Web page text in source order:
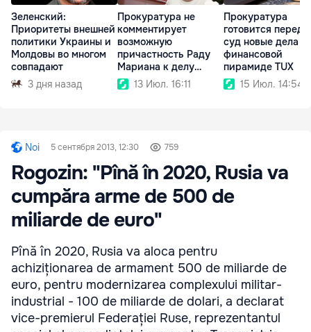
Зеленский:
Приоритеты внешней
политики Украины и
Молдовы во многом
совпадают
3 дня назад
Прокуратура не
комментирует
возможную
причастность Раду
Мариана к делу
MoldATSA
13 Июл. 16:11
Прокуратура
готовится
суд новые дела
финансовой
пирамиде TUX
15 Июл. 14:54
Noi 5 сентября 2013, 12:30 759
Rogozin: "Pînă în 2020, Rusia va
cumpăra arme de 500 de
miliarde de euro"
Pînă în 2020, Rusia va aloca pentru
achiziționarea de armament 500 de miliarde de
euro, pentru modernizarea complexului militar-
industrial - 100 de miliarde de dolari, a declarat
vice-premierul Federației Ruse, reprezentantul